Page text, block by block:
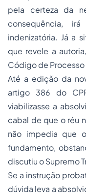
pela certeza da
consequência,
indenizatória. Já a
que revele a
Código de Processo
Até a edição da
artigo 386 do
viabilizasse a
cabal de que o réu
não impedia que
fundamento,
discutiu o Supremo
Se a instrução
dúvida leva a